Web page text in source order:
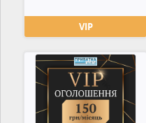
VIP